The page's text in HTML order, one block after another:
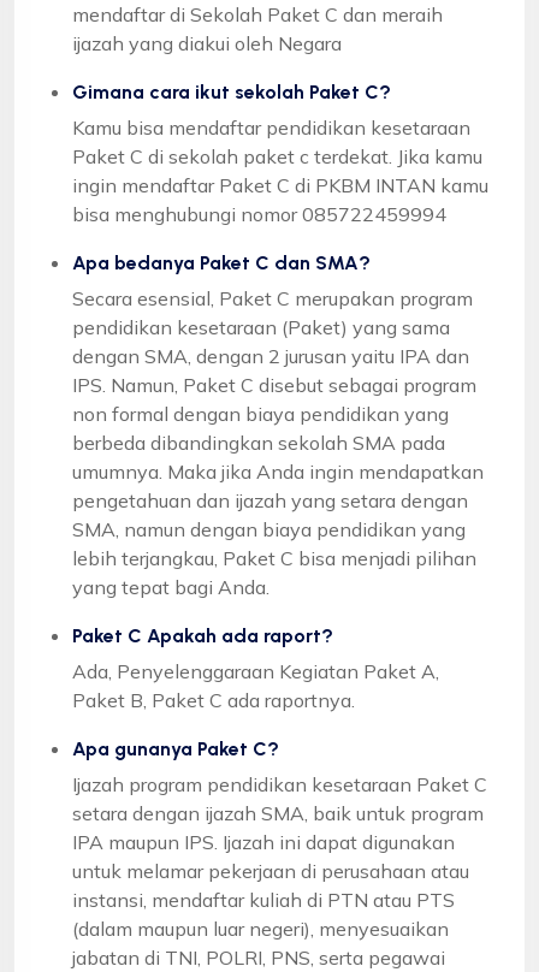
mendaftar di Sekolah Paket C dan meraih
ijazah yang diakui oleh Negara
Gimana cara ikut sekolah Paket C?
Kamu bisa mendaftar pendidikan kesetaraan
Paket C di sekolah paket c terdekat. Jika kamu
ingin mendaftar Paket C di PKBM INTAN kamu
bisa menghubungi nomor 085722459994
Apa bedanya Paket C dan SMA?
Secara esensial, Paket C merupakan program
pendidikan kesetaraan (Paket) yang sama
dengan SMA, dengan 2 jurusan yaitu IPA dan
IPS. Namun, Paket C disebut sebagai program
non formal dengan biaya pendidikan yang
berbeda dibandingkan sekolah SMA pada
umumnya. Maka jika Anda ingin mendapatkan
pengetahuan dan ijazah yang setara dengan
SMA, namun dengan biaya pendidikan yang
lebih terjangkau, Paket C bisa menjadi pilihan
yang tepat bagi Anda.
Paket C Apakah ada raport?
Ada, Penyelenggaraan Kegiatan Paket A,
Paket B, Paket C ada raportnya.
Apa gunanya Paket C?
Ijazah program pendidikan kesetaraan Paket C
setara dengan ijazah SMA, baik untuk program
IPA maupun IPS. Ijazah ini dapat digunakan
untuk melamar pekerjaan di perusahaan atau
instansi, mendaftar kuliah di PTN atau PTS
(dalam maupun luar negeri), menyesuaikan
jabatan di TNI, POLRI, PNS, serta pegawai